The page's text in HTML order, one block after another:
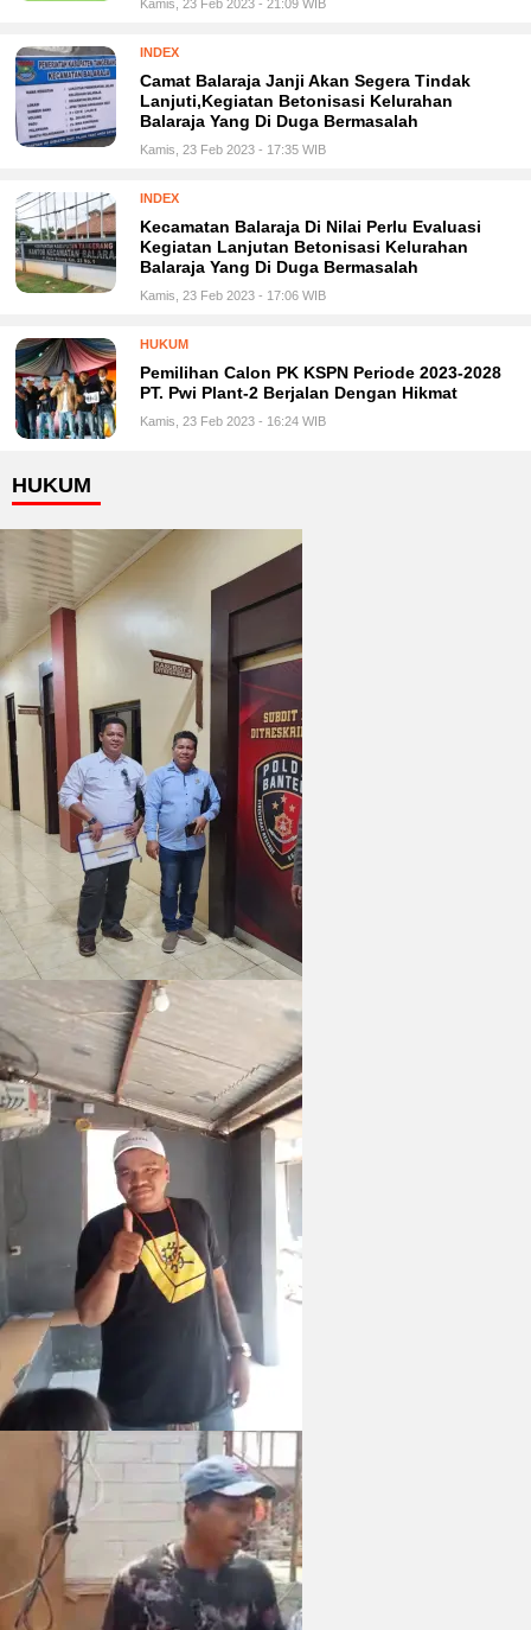
Kamis, 23 Feb 2023 - 21:09 WIB
INDEX
Camat Balaraja Janji Akan Segera Tindak
Lanjuti,Kegiatan Betonisasi Kelurahan
Balaraja Yang Di Duga Bermasalah
Kamis, 23 Feb 2023 - 17:35 WIB
INDEX
Kecamatan Balaraja Di Nilai Perlu Evaluasi
Kegiatan Lanjutan Betonisasi Kelurahan
Balaraja Yang Di Duga Bermasalah
Kamis, 23 Feb 2023 - 17:06 WIB
HUKUM
Pemilihan Calon PK KSPN Periode 2023-2028
PT. Pwi Plant-2 Berjalan Dengan Hikmat
Kamis, 23 Feb 2023 - 16:24 WIB
HUKUM